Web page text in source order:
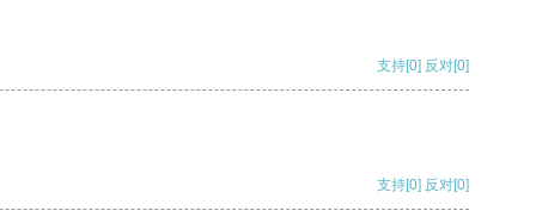
支持[0] 反对[0]
支持[0] 反对[0]